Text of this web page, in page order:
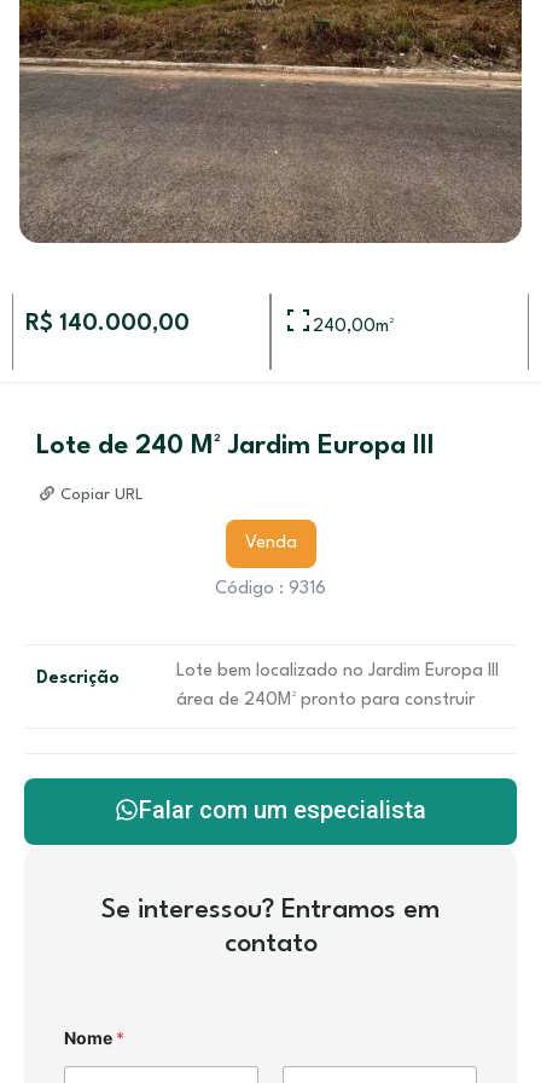
R$ 140.000,00 240,00m²
Lote de 240 M² Jardim Europa III
Copiar URL
Venda
Código : 9316
Descrição
Lote bem localizado no Jardim Europa III
área de 240M² pronto para construir
Falar com um especialista
Se interessou? Entramos em
contato
Nome *